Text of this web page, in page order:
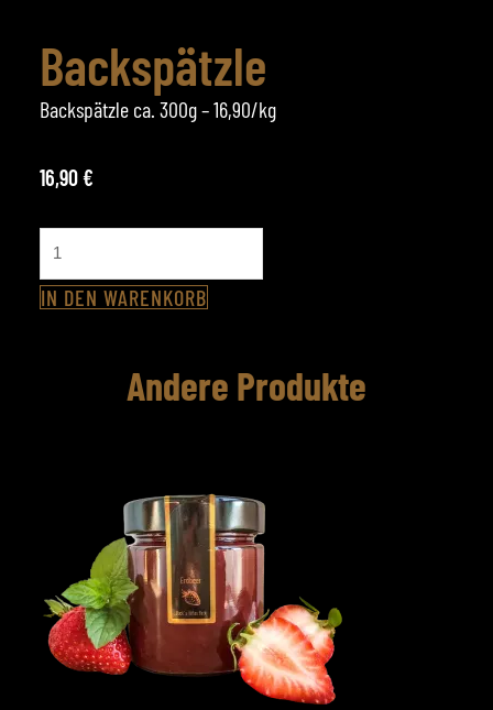
Backspätzle
Backspätzle ca. 300g – 16,90/kg
16,90€
Backspätzle
Menge
IN DEN WARENKORB
Andere Produkte